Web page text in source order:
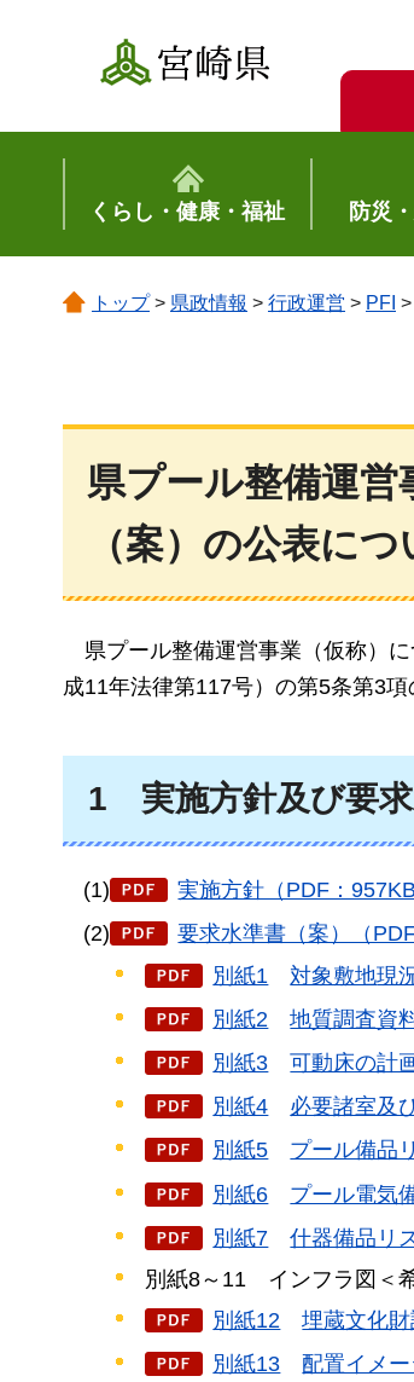
宮崎県
くらし・健康・福祉 防災
トップ> 県政情報 > 行政運営 > PFI
県プール整備運営
（案）の公表につ
県プール整備運営事業 （仮称）
成11年法律第117号）の第5条第3
1 実施方針及び要
(1)
実施方針（PDF：957KB
(2)
要求水準書（案）（
別紙1
対象敷地現
別紙2
地質調査資
別紙3
可動床の計
別紙4
必要諸室及
別紙5
プール備品
別紙6
プール電気
別紙7
什器備品リ
別紙8～11
インフラ図＜
別紙12
埋蔵文化
別紙13
配置イメー